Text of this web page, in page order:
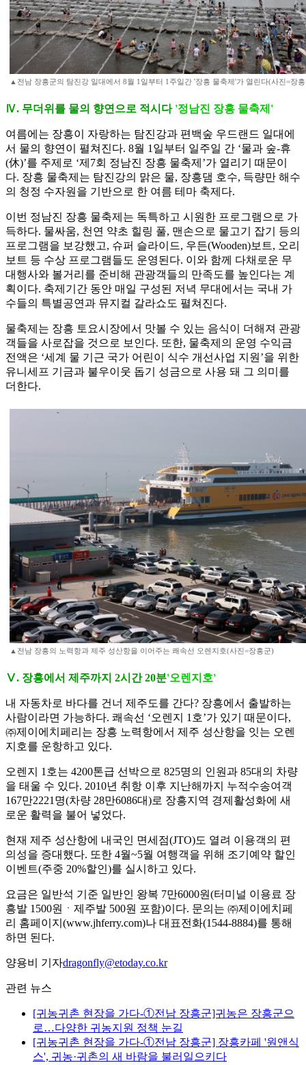
▲전남 장흥군의 탐진강 일대에서 8월 1일부터 1주일간 '장흥 물축제'가 열린다(사진=장
Ⅳ. 무더위를 물의 향연으로 적시다 '정남진 장흥 물축제'
여름에는 장흥이 자랑하는 탐진강과 편백숲 우드랜드 일대에
서 물의 향연이 펼쳐진다. 8월 1일부터 일주일 간 ‘물과 숲-휴
(休)’를 주제로 ‘제7회 정남진 장흥 물축제’가 열리기 때문이
다. 장흥 물축제는 탐진강의 맑은 물, 장흥댐 호수, 득량만 해수
의 청정 수자원을 기반으로 한 여름 테마 축제다.
이번 정남진 장흥 물축제는 독특하고 시원한 프로그램으로 가
득하다. 물싸움, 천연 약초 힐링 풀, 맨손으로 물고기 잡기 등의
프로그램을 보강했고, 슈퍼 슬라이드, 우든(Wooden)보트, 오리
보트 등 수상 프로그램들도 운영된다. 이와 함께 다채로운 무
대행사와 볼거리를 준비해 관광객들의 만족도를 높인다는 계
획이다. 축제기간 동안 매일 구성된 저녁 무대에서는 국내 가
수들의 특별공연과 뮤지컬 갈라쇼도 펼쳐진다.
물축제는 장흥 토요시장에서 맛볼 수 있는 음식이 더해져 관광
객들을 사로잡을 것으로 보인다. 또한, 물축제의 운영 수익금
전액은 ‘세계 물 기근 국가 어린이 식수 개선사업 지원’을 위한
유니세프 기금과 불우이웃 돕기 성금으로 사용 돼 그 의미를
더한다.
▲전남 장흥의 노력항과 제주 성산항을 이어주는 쾌속선 오렌지호(사진=장흥군)
Ⅴ. 장흥에서 제주까지 2시간 20분'오렌지호'
내 자동차로 바다를 건너 제주도를 간다? 장흥에서 출발하는
사람이라면 가능하다. 쾌속선 ‘오렌지 1호’가 있기 때문이다,
㈜제이에치페리는 장흥 노력항에서 제주 성산항을 잇는 오렌
지호를 운항하고 있다.
오렌지 1호는 4200톤급 선박으로 825명의 인원과 85대의 차량
을 태울 수 있다. 2010년 취항 이후 지난해까지 누적수송여객
167만2221명(차량 28만6086대)로 장흥지역 경제활성화에 새
로운 활력을 불어 넣었다.
현재 제주 성산항에 내국인 면세점(JTO)도 열려 이용객의 편
의성을 증대했다. 또한 4월~5월 여행객을 위해 조기예약 할인
이벤트(주중 20%할인)를 실시하고 있다.
요금은 일반석 기준 일반인 왕복 7만6000원(터미널 이용료 장
흥발 1500원ㆍ제주발 500원 포함)이다. 문의는 ㈜제이에치페
리 홈페이지(www.jhferry.com)나 대표전화(1544-8884)를 통해
하면 된다.
양용비 기자dragonfly@etoday.co.kr
관련 뉴스
[귀농귀촌 현장을 가다-①전남 장흥군]귀농은 장흥군으
로…다양한 귀농지원 정책 눈길
[귀농귀촌 현장을 가다-①전남 장흥군] 장흥카페 '원앤식
스', 귀농·귀촌의 새 바람을 불러일으키다